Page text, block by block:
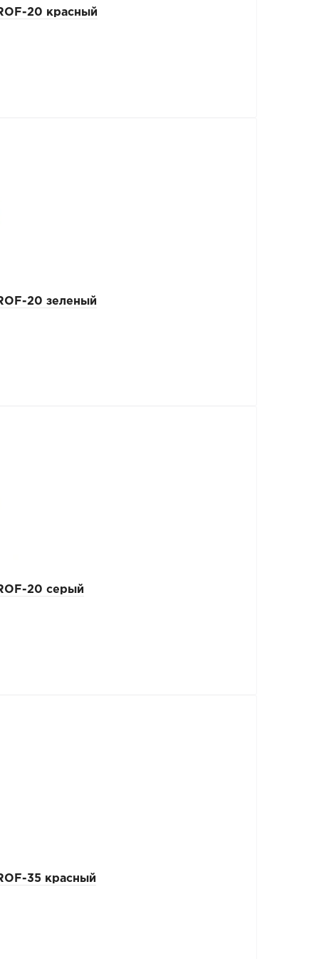
20 красный
20 зеленый
20 серый
35 красный